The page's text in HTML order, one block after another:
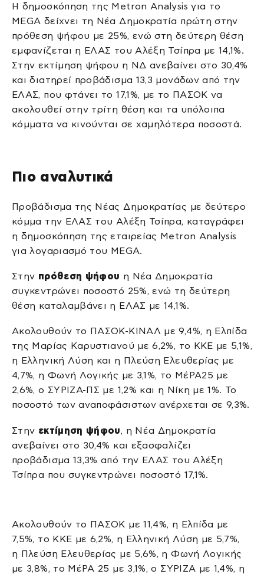
Η δημοσκόπηση της Metron Analysis για το
MEGA δείχνει τη Νέα Δημοκρατία πρώτη στην
πρόθεση ψήφου με 25%, ενώ στη δεύτερη θέση
εμφανίζεται η ΕΛΑΣ του Αλέξη Τσίπρα με 14,1%.
Στην εκτίμηση ψήφου η ΝΔ ανεβαίνει στο 30,4%
και διατηρεί προβάδισμα 13,3 μονάδων από την
ΕΛΑΣ, που φτάνει το 17,1%, με το ΠΑΣΟΚ να
ακολουθεί στην τρίτη θέση και τα υπόλοιπα
κόμματα να κινούνται σε χαμηλότερα ποσοστά.
Πιο αναλυτικά
Προβάδισμα της Νέας Δημοκρατίας με δεύτερο
κόμμα την ΕΛΑΣ του Αλέξη Τσίπρα, καταγράφει
η δημοσκόπηση της εταιρείας Metron Analysis
για λογαριασμό του MEGA.
Στην πρόθεση ψήφου η Νέα Δημοκρατία
συγκεντρώνει ποσοστό 25%, ενώ τη δεύτερη
θέση καταλαμβάνει η ΕΛΑΣ με 14,1%.
Ακολουθούν το ΠΑΣΟΚ-ΚΙΝΑΛ με 9,4%, η Ελπίδα
της Μαρίας Καρυστιανού με 6,2%, το ΚΚΕ με 5,1%,
η Ελληνική Λύση και η Πλεύση Ελευθερίας με
4,7%, η Φωνή Λογικής με 3,1%, το ΜέΡΑ25 με
2,6%, ο ΣΥΡΙΖΑ-ΠΣ με 1,2% και η Νίκη με 1%. Το
ποσοστό των αναποφάσιστων ανέρχεται σε 9,3%.
Στην εκτίμηση ψήφου, η Νέα Δημοκρατία
ανεβαίνει στο 30,4% και εξασφαλίζει
προβάδισμα 13,3% από την ΕΛΑΣ του Αλέξη
Τσίπρα που συγκεντρώνει ποσοστό 17,1%.
Ακολουθούν το ΠΑΣΟΚ με 11,4%, η Ελπίδα με
7,5%, το ΚΚΕ με 6,2%, η Ελληνική Λύση με 5,7%,
η Πλεύση Ελευθερίας με 5,6%, η Φωνή Λογικής
με 3,8%, το ΜέΡΑ 25 με 3,1%, ο ΣΥΡΙΖΑ με 1,4%, η